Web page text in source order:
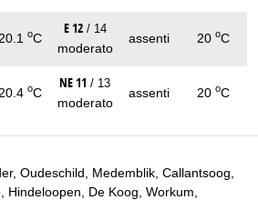
20.1 oC
E 12 / 14
moderato
assenti 20 oC
20.4 oC
NE 11 / 13
moderato
assenti 20 oC
, Oudeschild Medemblik Callantsoog
Hindeloopen De Koog Workum